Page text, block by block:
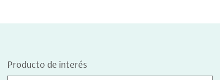
Producto de interés